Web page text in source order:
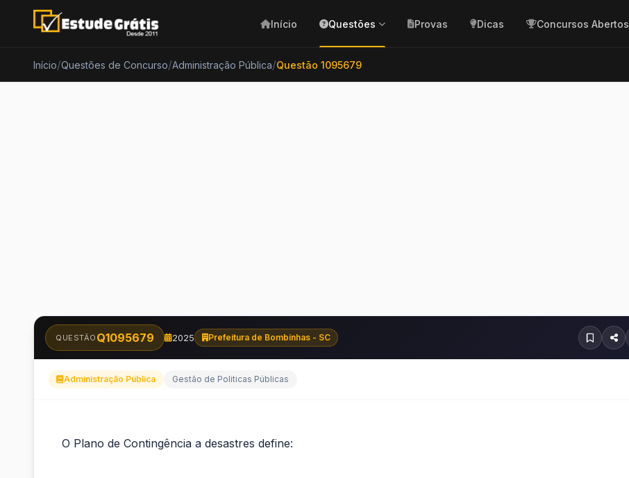
Início Questões Provas Dicas Concursos Abertos
Início/Questões de Concurso/Administração Pública/Questão 1095679
QUESTÃO Q1095679 2025 Prefeitura de Bombinhas - SC
Administração Pública Gestão de Politicas Públicas
O
O Plano de Contingência a desastres define: